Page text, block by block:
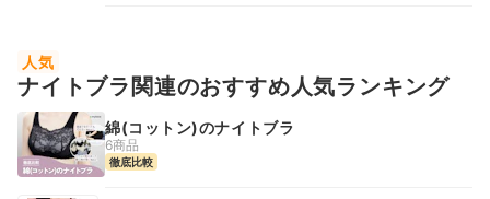
人気
ナイトブラ関連のおすすめ人気ランキング
綿(コットン)のナイトブラ
6商品
徹底比較